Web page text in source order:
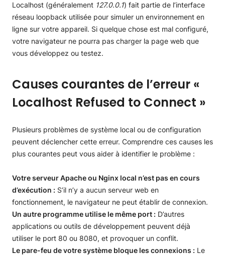
Localhost (généralement 127.0.0.1) fait partie de l’interface
réseau loopback utilisée pour simuler un environnement en
ligne sur votre appareil. Si quelque chose est mal configuré,
votre navigateur ne pourra pas charger la page web que
vous développez ou testez.
Causes courantes de l’erreur «
Localhost Refused to Connect »
Plusieurs problèmes de système local ou de configuration
peuvent déclencher cette erreur. Comprendre ces causes les
plus courantes peut vous aider à identifier le problème :
Votre serveur Apache ou Nginx local n’est pas en cours
d’exécution : S’il n’y a aucun serveur web en
fonctionnement, le navigateur ne peut établir de connexion.
Un autre programme utilise le même port : D’autres
applications ou outils de développement peuvent déjà
utiliser le port 80 ou 8080, et provoquer un conflit.
Le pare-feu de votre système bloque les connexions : Le